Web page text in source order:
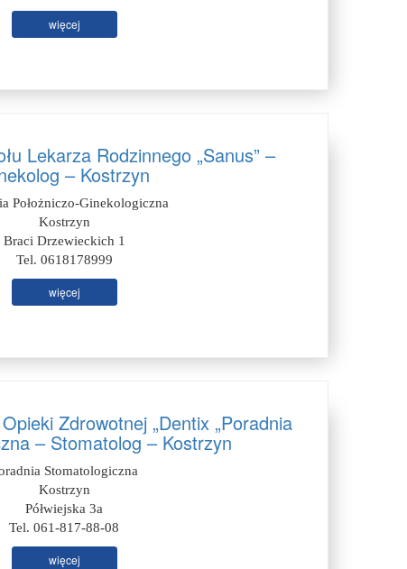
więcej
Lekarza Rodzinnego „Sanus” –
– Kostrzyn
Położniczo-Ginekologiczna
Kostrzyn
Braci Drzewieckich 1
Tel. 0618178999
więcej
Zdrowotnej „Dentix „Poradnia
– Stomatolog – Kostrzyn
Stomatologiczna
Kostrzyn
Półwiejska 3a
Tel. 061-817-88-08
więcej